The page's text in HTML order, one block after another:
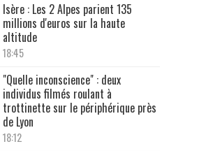
Isère : Les 2 Alpes parient 135
millions d'euros sur la haute
altitude
18:45
"Quelle inconscience" : deux
individus filmés roulant à
trottinette sur le périphérique près
de Lyon
18:12